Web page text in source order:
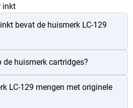
inkt
bevat de huismerk LC-129
de huismerk cartridges?
LC-129 mengen met originele